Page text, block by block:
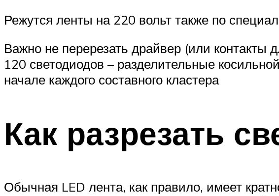
Режутся ленты на 220 вольт также по
Важно не перерезать драйвер (или контакты
120 светодиодов – разделительные
начале каждого составного кластера
Как разрезать
Обычная LED лента, как правило, имеет